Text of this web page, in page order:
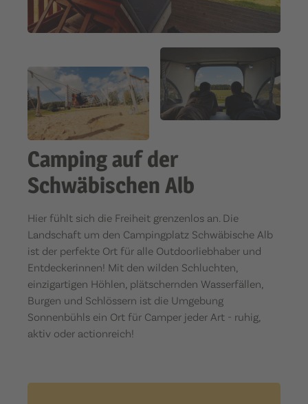
Camping auf der
Schwäbischen Alb
Hier fühlt sich die Freiheit grenzenlos an. Die
Landschaft um den Campingplatz Schwäbische Alb
ist der perfekte Ort für alle Outdoorliebhaber und
Entdeckerinnen! Mit den wilden Schluchten,
einzigartigen Höhlen, plätschernden Wasserfällen,
Burgen und Schlössern ist die Umgebung
Sonnenbühls ein Ort für Camper jeder Art - ruhig,
aktiv oder actionreich!